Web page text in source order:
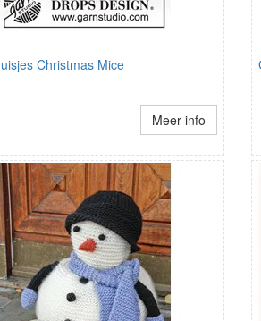
Christmas Mice
Meer info